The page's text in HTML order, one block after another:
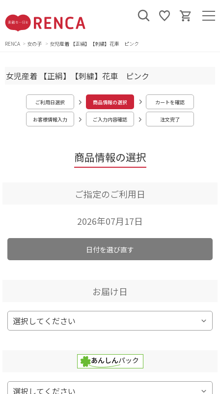
RENCA 女の子 女児産着 【正絹】【刺繍】花車 ピンク
商品情報の選択
女児産着 【正絹】【刺繍】花車 ピンク
ご利用日選択 商品情報の選択 カートを確認
お客様情報入力 ご入力内容確認 注文完了
ご指定のご利用日
2026年07月17日
日付を選び直す
お届け日